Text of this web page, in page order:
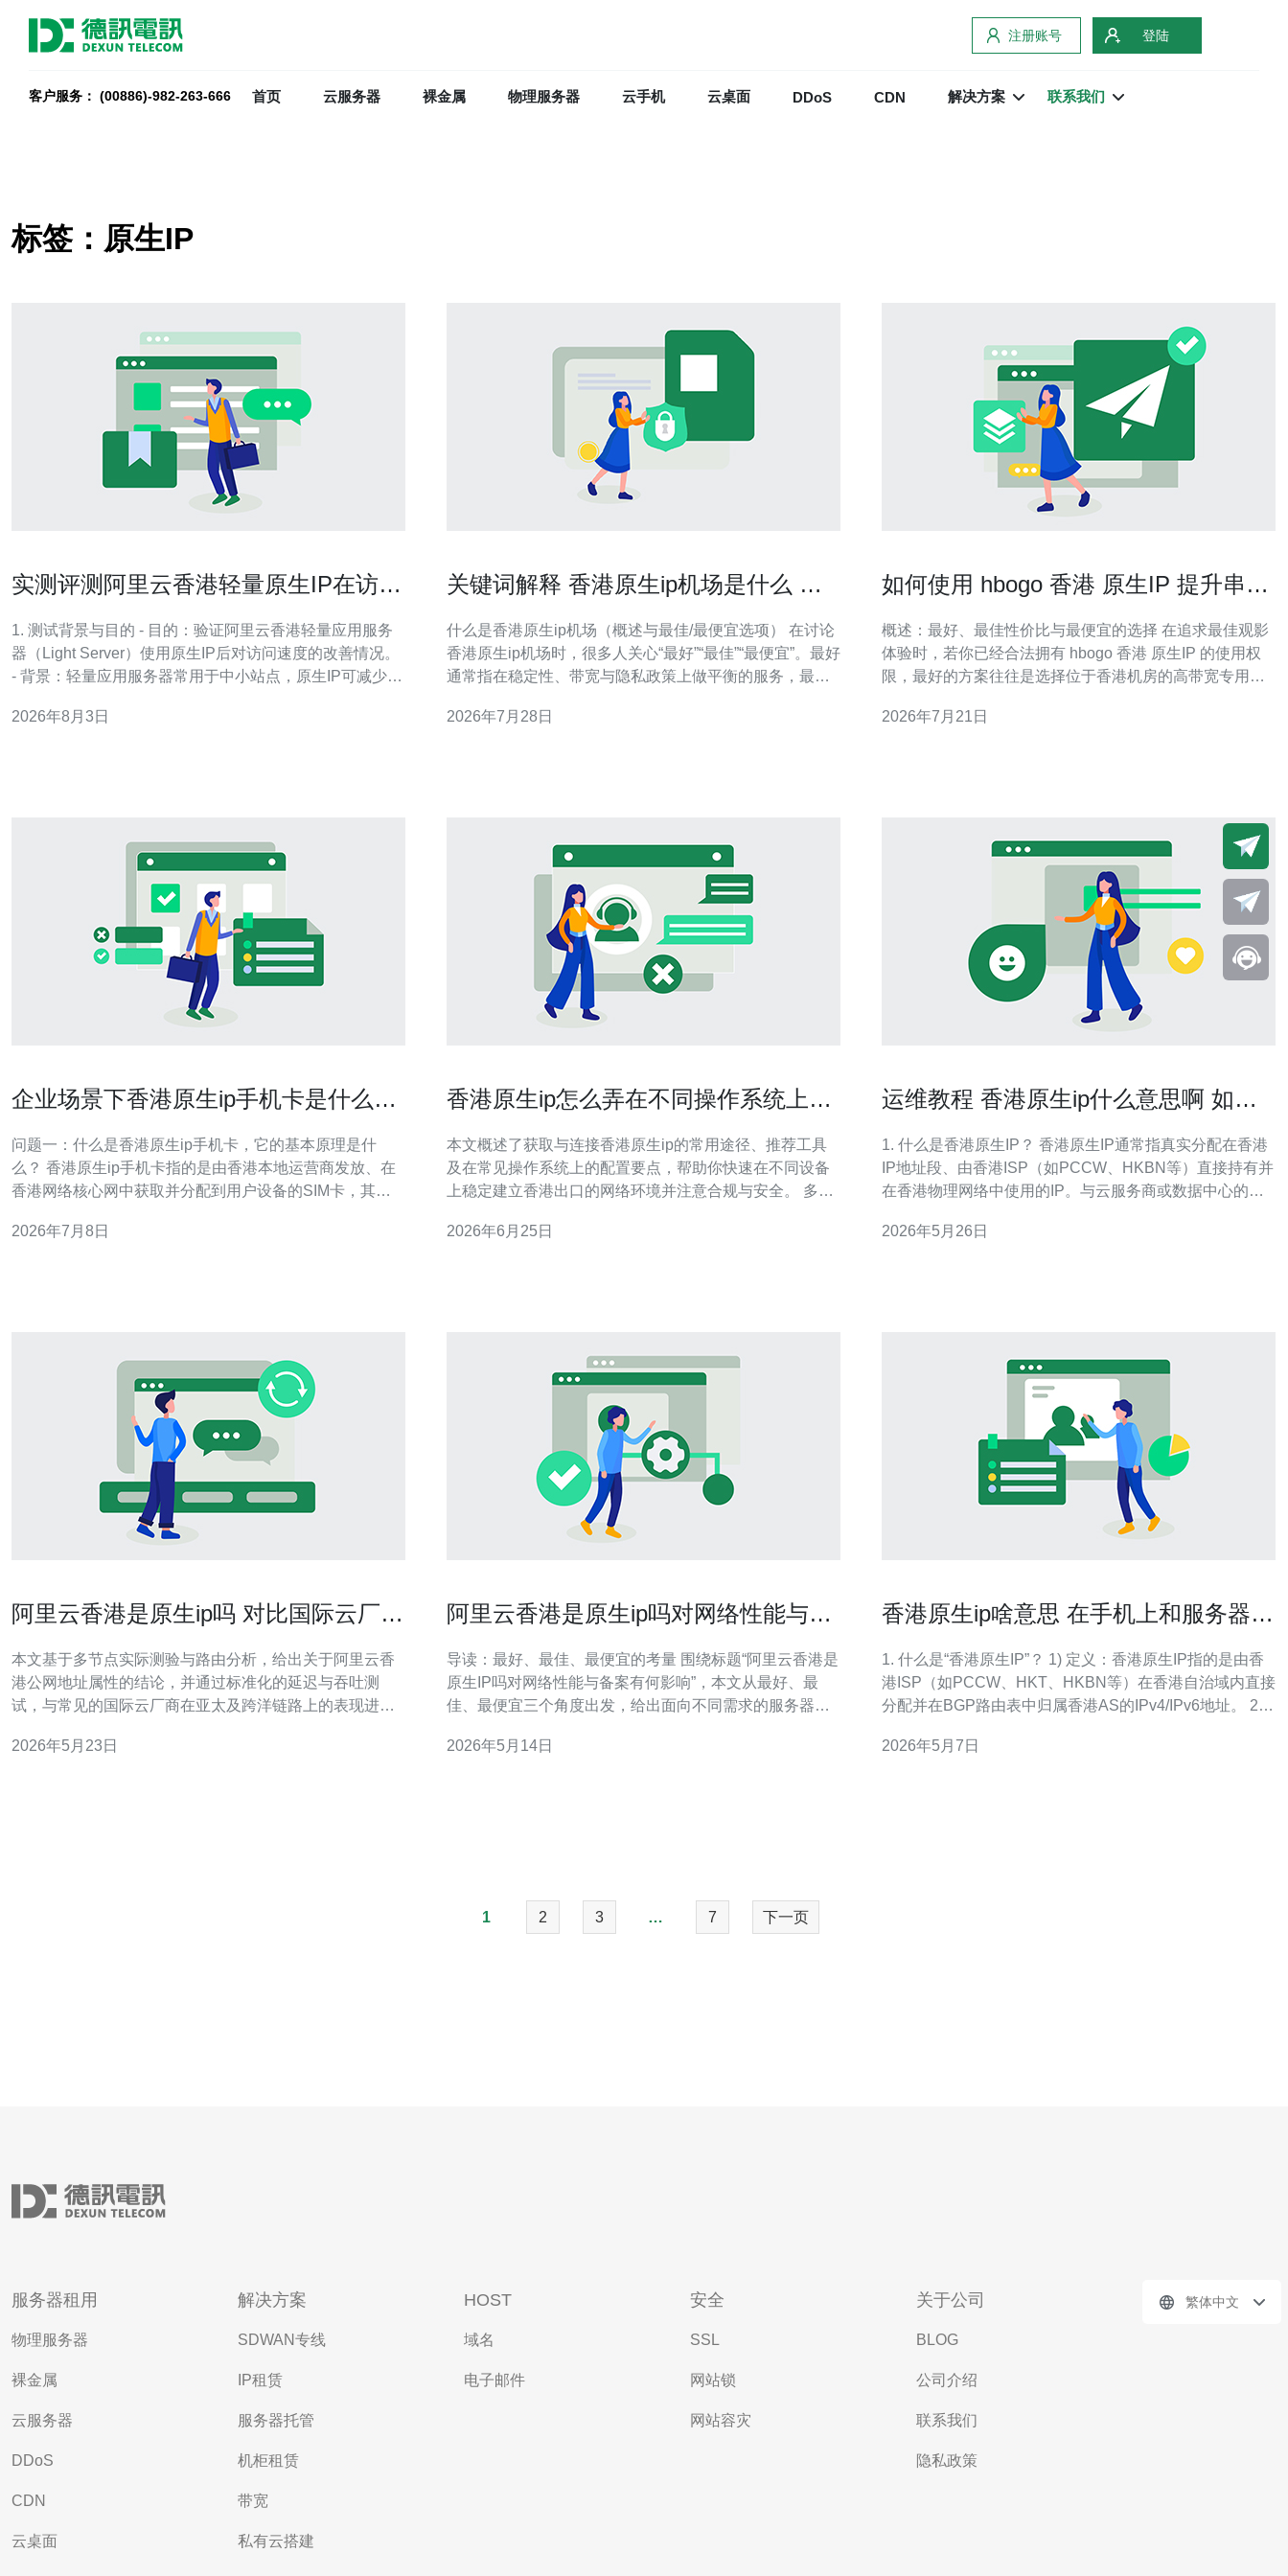
注册账号 登陆
客户服务： (00886)-982-263-666 首页 云服务器 裸金属 物理服务器 云手机 云桌面 DDoS CDN 解决方案 联系我们
标签：原生IP
实测评测阿里云香港轻量原生IP在访问
1. 测试背景与目的 - 目的：验证阿里云香港轻量应用服务
器（Light Server）使用原生IP后对访问速度的改善情况。
- 背景：轻量应用服务器常用于中小站点，原生IP可减少
手、HTTP TTFB、下载速率与稳定性。 - 关联技术：涉及
2026年8月3日
关键词解释 香港原生ip机场是什么 及
什么是香港原生ip机场（概述与最佳/最便宜选项） 在讨论
香港原生ip机场时，很多人关心“最好”“最佳”“最便宜”。最好
通常指在稳定性、带宽与隐私政策上做平衡的服务，最佳
成本获得基础访问能力的选项。服务器型机场、商业托管
2026年7月28日
如何使用 hbogo 香港 原生IP 提升串流
概述：最好、最佳性价比与最便宜的选择 在追求最佳观影
体验时，若你已经合法拥有 hbogo 香港 原生IP 的使用权
限，最好的方案往往是选择位于香港机房的高带宽专用服
吐，从而显著提升串流稳定性与画质。若预算有限，最佳
2026年7月21日
企业场景下香港原生ip手机卡是什么带
问题一：什么是香港原生ip手机卡，它的基本原理是什
么？ 香港原生ip手机卡指的是由香港本地运营商发放、在
香港网络核心网中获取并分配到用户设备的SIM卡，其对
IP）。 其基本原理是在运营商的移动数据接入（如
2026年7月8日
香港原生ip怎么弄在不同操作系统上连
本文概述了获取与连接香港原生ip的常用途径、推荐工具
及在常见操作系统上的配置要点，帮助你快速在不同设备
上稳定建立香港出口的网络环境并注意合规与安全。 多少
的住宅/移动线路、租用香港机房的原生IP段、使用合规的
2026年6月25日
运维教程 香港原生ip什么意思啊 如何
1. 什么是香港原生IP？ 香港原生IP通常指真实分配在香港
IP地址段、由香港ISP（如PCCW、HKBN等）直接持有并
在香港物理网络中使用的IP。与云服务商或数据中心的虚
由路径、反向解析与WHOIS登记信息与香港自治实体一致
2026年5月26日
阿里云香港是原生ip吗 对比国际云厂商
本文基于多节点实际测验与路由分析，给出关于阿里云香
港公网地址属性的结论，并通过标准化的延迟与吞吐测
试，与常见的国际云厂商在亚太及跨洋链路上的表现进行
云香港是否属于原生IP？ 要判断是否为原生IP，首先检查
2026年5月23日
阿里云香港是原生ip吗对网络性能与备
导读：最好、最佳、最便宜的考量 围绕标题“阿里云香港是
原生IP吗对网络性能与备案有何影响”，本文从最好、最
佳、最便宜三个角度出发，给出面向不同需求的服务器选
规优先，最好选择带有独立公网带宽、BGP多线和Anti-
2026年5月14日
香港原生ip啥意思 在手机上和服务器上
1. 什么是“香港原生IP”？ 1) 定义：香港原生IP指的是由香
港ISP（如PCCW、HKT、HKBN等）在香港自治域内直接
分配并在BGP路由表中归属香港AS的IPv4/IPv6地址。 2)
指向香港ISP或香港机房域名。 3) 与代理/转发区分：非原
2026年5月7日
1 2 3 … 7 下一页
服务器租用
物理服务器
裸金属
云服务器
DDoS
CDN
云桌面
解决方案
SDWAN专线
IP租赁
服务器托管
机柜租赁
带宽
私有云搭建
HOST
域名
电子邮件
安全
SSL
网站锁
网站容灾
关于公司
BLOG
公司介绍
联系我们
隐私政策
繁体中文